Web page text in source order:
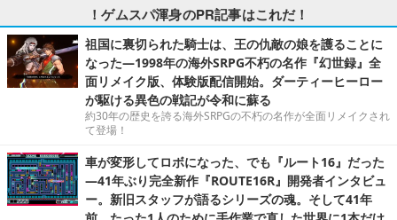
！ゲムスパ渾身のPR記事はこれだ！
祖国に裏切られた騎士は、王の仇敵の娘を護ることに
なった―1998年の海外SRPG不朽の名作『幻世録』全
面リメイク版、体験版配信開始。ダーティーヒーロー
が駆ける異色の戦記が令和に蘇る
約30年の歴史を誇る海外SRPGの不朽の名作が全面リメイクされ
て登場！
車が変形してロボになった、でも『ルート16』だった
―41年ぶり完全新作『ROUTE16R』開発者インタビュ
ー。新旧スタッフが語るシリーズの魂。そして41年